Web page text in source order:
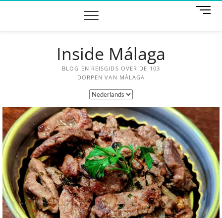
M
Inside Málaga
BLOG EN REISGIDS OVER DE 103
DORPEN VAN MÁLAGA